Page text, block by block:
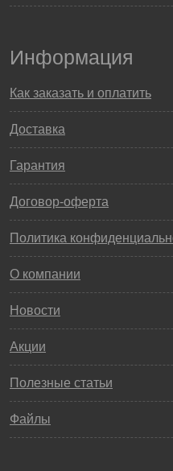
Информация
Как заказать и оплатить
Доставка
Гарантия
Договор-оферта
Политика
О компании
Новости
Акции
Полезные статьи
Файлы